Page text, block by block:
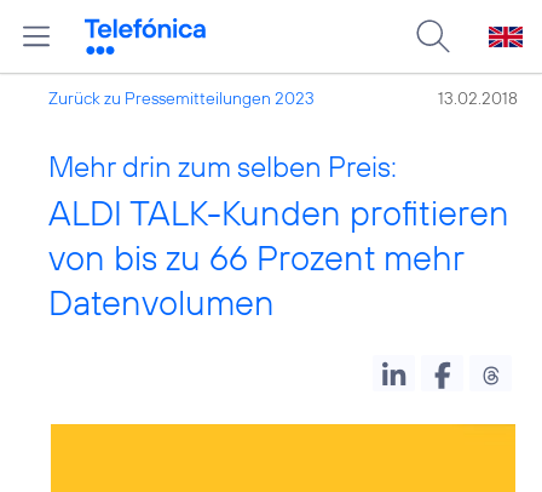
Zurück zu Pressemitteilungen 2023 13.02.2018
Mehr drin zum selben Preis:
ALDI TALK-Kunden profitieren
von bis zu 66 Prozent mehr
Datenvolumen